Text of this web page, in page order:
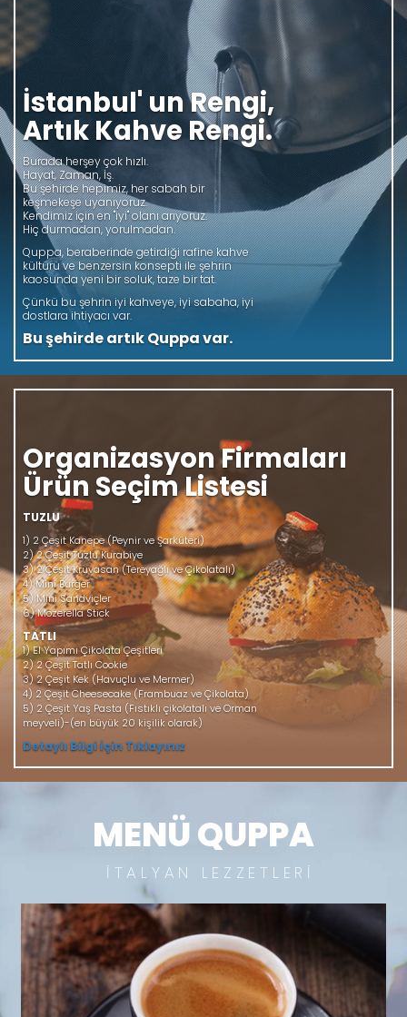
Kendini Tazeliğe Bırak
Quppa Caffe, orijinal kahve çekirdeklerinden
gelen muhteşem aromalar, günlük taze
yiyecekler ve etkileyici ambiyansı ile İtalyan
tarzı zevkler sunar. Quppa Caffe’nin
kahvelerinde, tasarımlarında, şıklığında,
lezzetinde, kalitesinde, tazeliğinde ve
rafineliğinde, İtalyan esintileri hissedilir.
Quppa Caffe günün en zevkli anlarının
yaşandığı yerdir. Quppa' da kendiniz tazeliğe
bırakın.
Organizasyon Firmaları
Ürün Seçim Listesi
TUZLU
1) 2 Çeşit Kanepe (Peynir ve Şarküteri)
2) 2 Çeşit Tuzlu Kurabiye
3) 2 Çeşit Kruvasan (Tereyağlı ve Çikolatalı)
4) Mini Burger
5) Mini Sandviçler
6) Mozerella Stick
TATLI
1) El Yapımı Çikolata Çeşitleri
2) 2 Çeşit Tatlı Cookie
3) 2 Çeşit Kek (Havuçlu ve Mermer)
4) 2 Çeşit Cheesecake (Frambuaz ve Çikolata)
5) 2 Çeşit Yaş Pasta (Fıstıklı çikolatalı ve Orman
meyveli)-(en büyük 20 kişilik olarak)
Detaylı Bilgi İçin Tıklayınız
MENÜ QUPPA
İTALYAN LEZZETLERİ